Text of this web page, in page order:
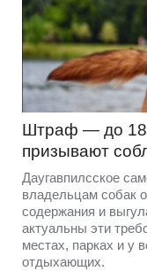
Штраф — до
призывают
Даугавпилсское
владельцам собак
содержания и
актуальны эти
местах, парках и у
отдыхающих.